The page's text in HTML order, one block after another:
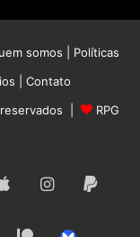
somos
Políticas
Contato
|
RPG
AppleInstagram